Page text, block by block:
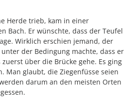
Herde trieb, kam in einer
Bach. Er wünschte, dass der Teufel
Wirklich erschien jemand, der
der Bedingung machte, dass er
über die Brücke gehe. Es ging
Man glaubt, die Ziegenfüsse seien
darum an den meisten Orten